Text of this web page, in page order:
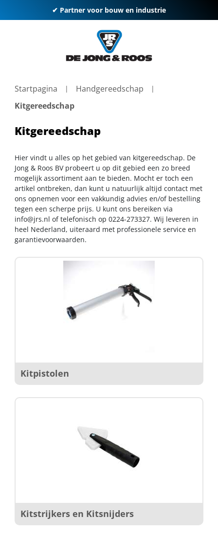
✔ Partner voor bouw en industrie
Startpagina
Handgereedschap
Kitgereedschap
Kitgereedschap
Hier vindt u alles op het gebied van kitgereedschap. De
Jong & Roos BV probeert u op dit gebied een zo breed
mogelijk assortiment aan te bieden. Mocht er toch een
artikel ontbreken, dan kunt u natuurlijk altijd contact met
ons opnemen voor een vakkundig advies en/of bestelling
tegen een scherpe prijs. U kunt ons bereiken via
info@jrs.nl of telefonisch op 0224-273327. Wij leveren in
heel Nederland, uiteraard met professionele service en
garantievoorwaarden.
Kitpistolen
Kitstrijkers en Kitsnijders